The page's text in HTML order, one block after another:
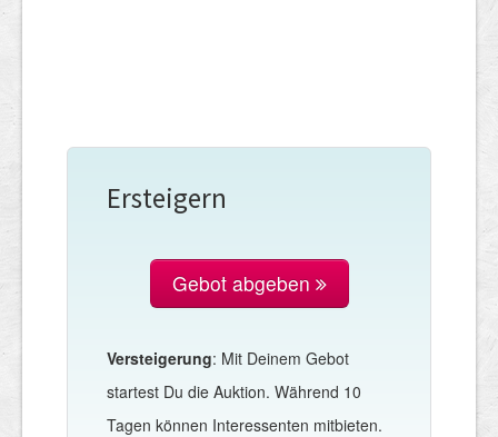
Ersteigern
Gebot abgeben
Versteigerung: Mit Deinem Gebot
startest Du die Auktion. Während 10
Tagen können Interessenten mitbieten.